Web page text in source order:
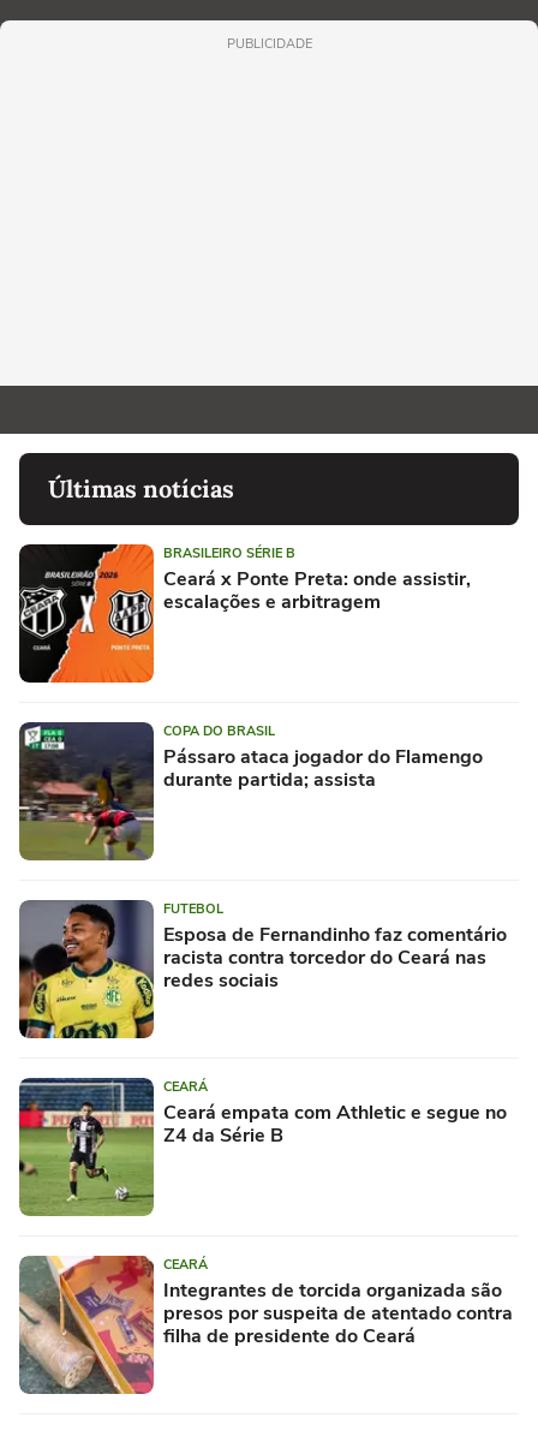
PUBLICIDADE
Últimas notícias
BRASILEIRO SÉRIE B
Ceará x Ponte Preta: onde assistir,
escalações e arbitragem
COPA DO BRASIL
Pássaro ataca jogador do Flamengo
durante partida; assista
FUTEBOL
Esposa de Fernandinho faz comentário
racista contra torcedor do Ceará nas
redes sociais
CEARÁ
Ceará empata com Athletic e segue no
Z4 da Série B
CEARÁ
Integrantes de torcida organizada são
presos por suspeita de atentado contra
filha de presidente do Ceará